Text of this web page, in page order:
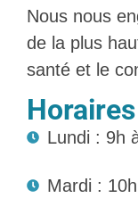
Nous nous
de la plus
santé et le
Horaires
Lundi : 9h
Mardi :